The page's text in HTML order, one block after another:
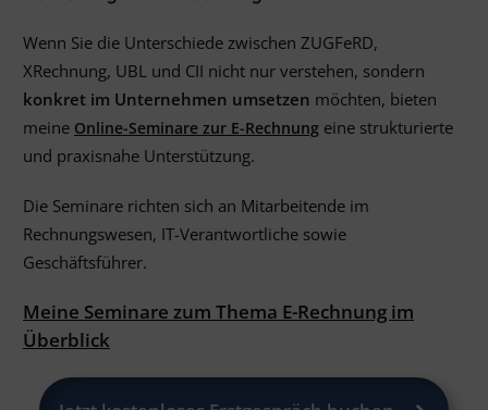
Wenn Sie die Unterschiede zwischen ZUGFeRD,
XRechnung, UBL und CII nicht nur verstehen, sondern
konkret im Unternehmen umsetzen möchten, bieten
meine Online-Seminare zur E-Rechnung eine strukturierte
und praxisnahe Unterstützung.
Die Seminare richten sich an Mitarbeitende im
Rechnungswesen, IT-Verantwortliche sowie
Geschäftsführer.
Meine Seminare zum Thema E-Rechnung im
Überblick